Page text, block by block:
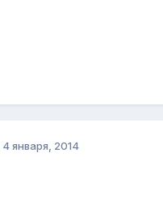
4 января, 2014